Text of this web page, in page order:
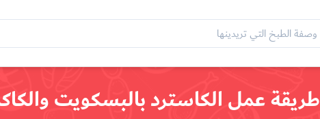
طريقة عمل الكاسترد بالبسكويت